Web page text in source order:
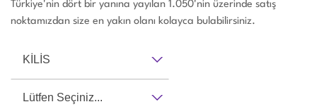
Türkiye'nin dört bir yanına yayılan 1.050'nin üzerinde satış
noktamızdan size en yakın olanı kolayca bulabilirsiniz.
KİLİS
Lütfen Seçiniz...